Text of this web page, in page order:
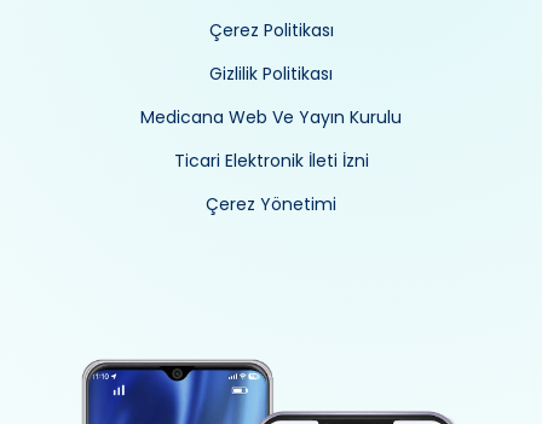
Çerez Politikası
Gizlilik Politikası
Medicana Web Ve Yayın Kurulu
Ticari Elektronik İleti İzni
Çerez Yönetimi